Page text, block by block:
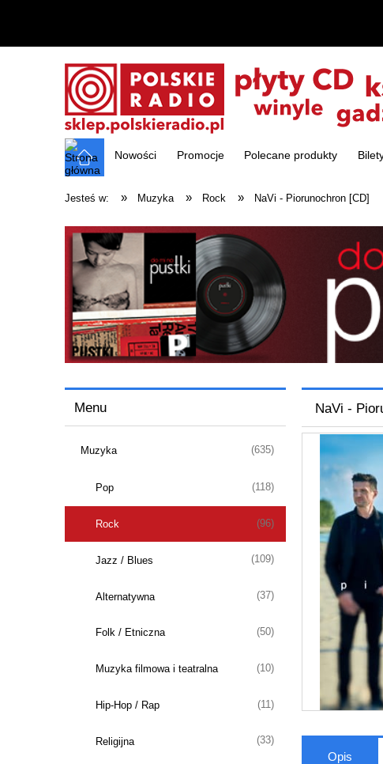
Nowości Promocje Polecane produkty
Jesteś w: » Muzyka » Rock » NaVi - Piorunochron [CD]
Menu
Muzyka (635)
Pop (118)
Rock (96)
Jazz / Blues (109)
Alternatywna (37)
Folk / Etniczna (50)
Muzyka filmowa i teatralna (10)
Hip-Hop / Rap (11)
Religijna (33)
NaVi -
Opis